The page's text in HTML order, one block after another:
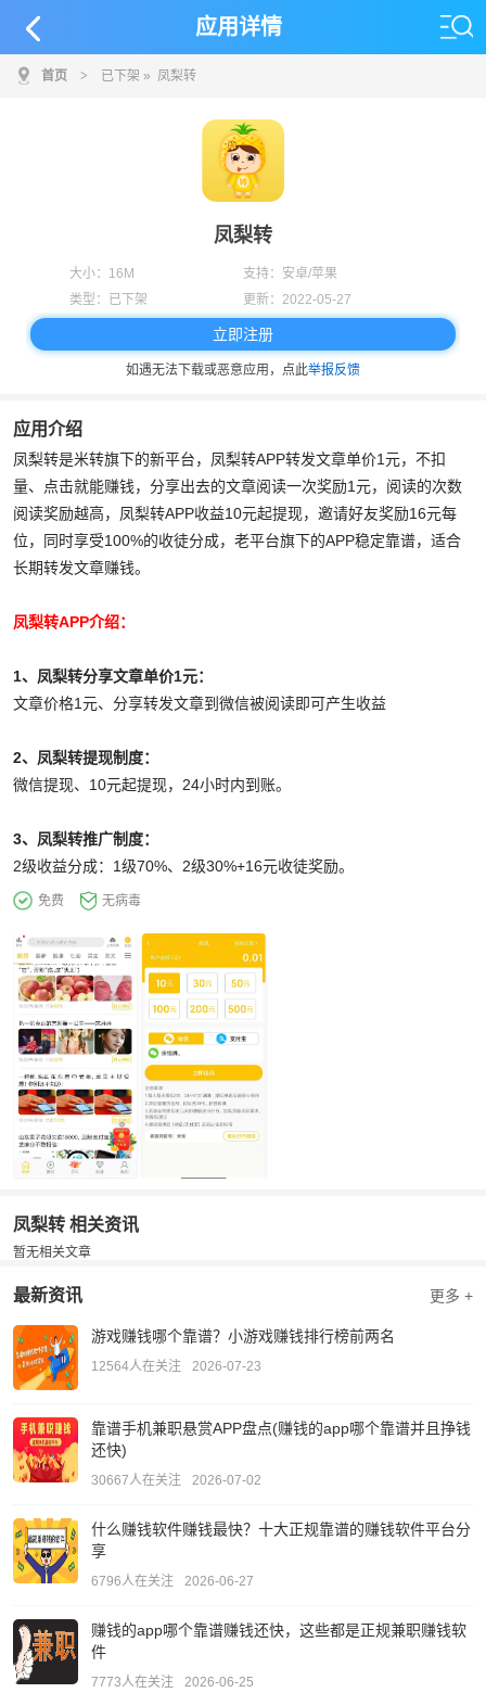
应用详情
首页 > 已下架 » 凤梨转
凤梨转
大小： 16M 支持： 安卓/苹果
类型：
已下架 更新： 2022-05-27
立即注册
如遇无法下载或恶意应用，点此举报反馈
应用介绍
凤梨转是米转旗下的新平台，凤梨转APP转发文章单价1元，不扣
量、点击就能赚钱，分享出去的文章阅读一次奖励1元，阅读的次数
阅读奖励越高，凤梨转APP收益10元起提现，邀请好友奖励16元每
位，同时享受100%的收徒分成，老平台旗下的APP稳定靠谱，适合
长期转发文章赚钱。
凤梨转APP介绍：
1、凤梨转分享文章单价1元：
文章价格1元、分享转发文章到微信被阅读即可产生收益
2、凤梨转提现制度：
微信提现、10元起提现，24小时内到账。
3、凤梨转推广制度：
2级收益分成：1级70%、2级30%+16元收徒奖励。
免费 无病毒
凤梨转 相关资讯
暂无相关文章
最新资讯 更多 +
游戏赚钱哪个靠谱？小游戏赚钱排行榜前两名
12564人在关注 2026-07-23
靠谱手机兼职悬赏APP盘点(赚钱的app哪个靠谱并且挣钱
还快)
30667人在关注 2026-07-02
什么赚钱软件赚钱最快？十大正规靠谱的赚钱软件平台分
享
6796人在关注 2026-06-27
赚钱的app哪个靠谱赚钱还快，这些都是正规兼职赚钱软
件
7773人在关注 2026-06-25